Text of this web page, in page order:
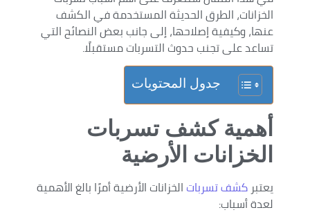
الخزانات، الطرق الحديثة المستخدمة في الكشف
عنها، وكيفية إصلاحها، إلى جانب بعض النصائح التي
تساعد على تجنب حدوث التسربات مستقبلًا.
جدول المحتويات
أهمية كشف تسربات
الخزانات الأرضية
يعتبر كشف تسربات الخزانات الأرضية أمرًا بالغ الأهمية
لعدة أسباب: